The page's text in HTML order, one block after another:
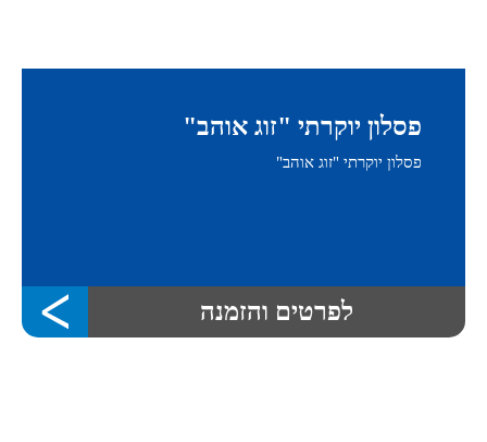
פסלון יוקרתי "זוג אוהב"
פסלון יוקרתי "זוג אוהב"
לפרטים והזמנה